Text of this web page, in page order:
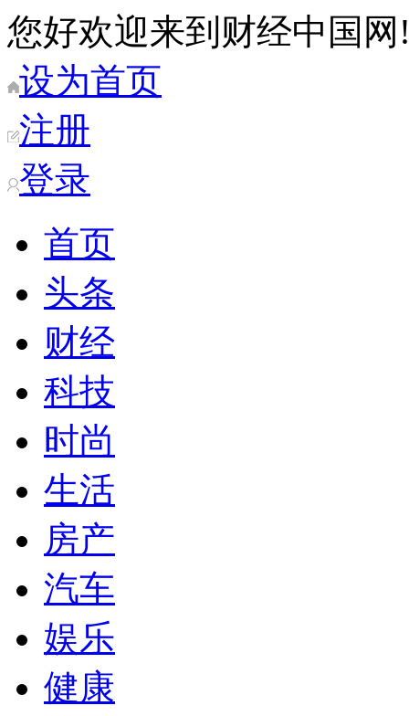
您好欢迎来到财经中国网
设为首页
注册
登录
首页
头条
财经
科技
时尚
生活
房产
汽车
娱乐
健康